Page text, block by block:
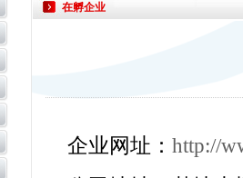
在孵企业
企业网址： http://